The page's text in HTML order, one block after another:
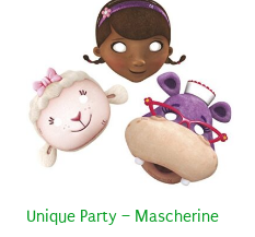
Unique Party – Mascherine